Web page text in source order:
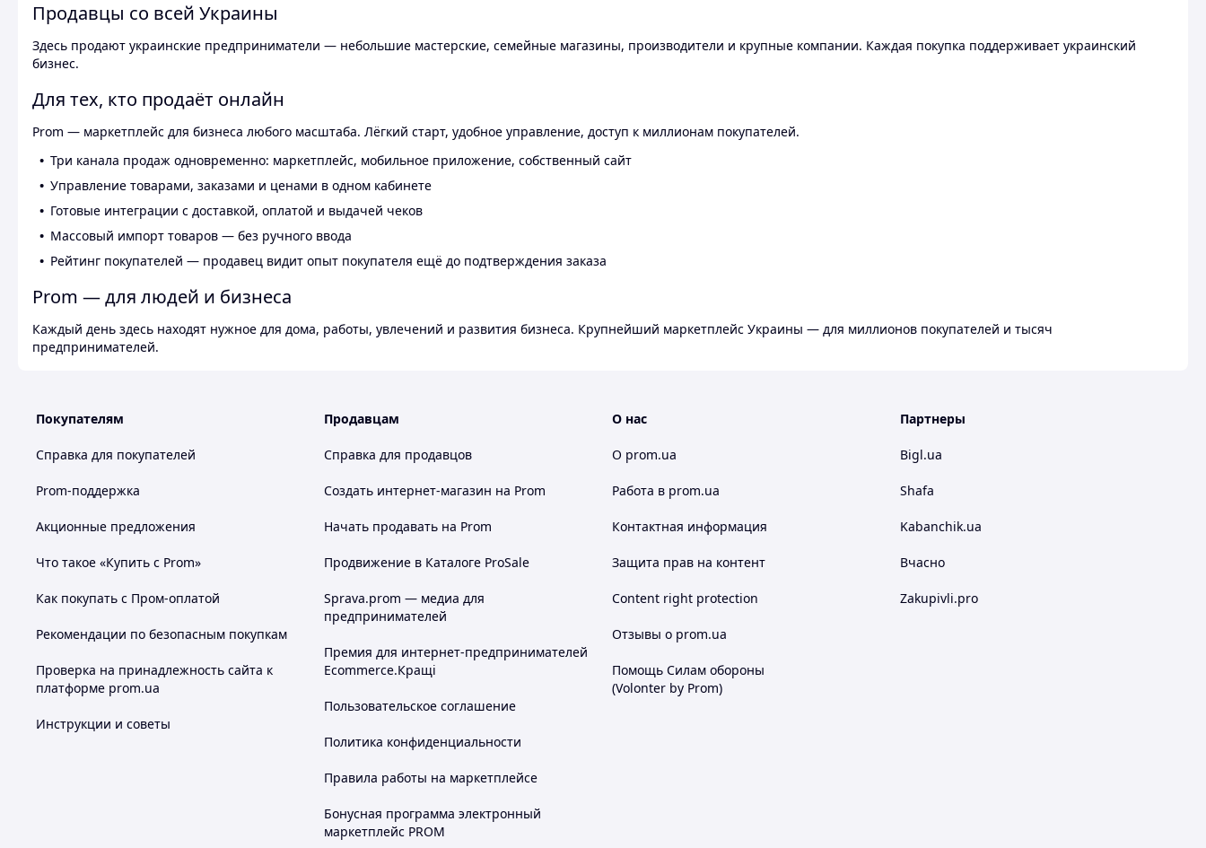
Продавцы со всей Украины
Здесь продают украинские предприниматели — небольшие мастерские, семейные магазины, производители и крупные компании. Каждая покупка поддерживает украинский
бизнес.
Для тех, кто продаёт онлайн
Prom — маркетплейс для бизнеса любого масштаба. Лёгкий старт, удобное управление, доступ к миллионам покупателей.
Три канала продаж одновременно: маркетплейс, мобильное приложение, собственный сайт
Управление товарами, заказами и ценами в одном кабинете
Готовые интеграции с доставкой, оплатой и выдачей чеков
Массовый импорт товаров — без ручного ввода
Рейтинг покупателей — продавец видит опыт покупателя ещё до подтверждения заказа
Prom — для людей и бизнеса
Каждый день здесь находят нужное для дома, работы, увлечений и развития бизнеса. Крупнейший маркетплейс Украины — для миллионов покупателей и тысяч
предпринимателей.
Покупателям
Справка для покупателей
Prom-поддержка
Акционные предложения
Что такое «Купить с Prom»
Как покупать с Пром-оплатой
Рекомендации по безопасным покупкам
Проверка на принадлежность сайта к
платформе prom.ua
Инструкции и советы
Продавцам
Справка для продавцов
Создать интернет-магазин на Prom
Начать продавать на Prom
Продвижение в Каталоге ProSale
Sprava.prom — медиа для
предпринимателей
Премия для интернет-предпринимателей
Ecommerce.Кращі
Пользовательское соглашение
Политика конфиденциальности
Правила работы на маркетплейсе
Бонусная программа электронный
маркетплейс PROM
О нас
О prom.ua
Работа в prom.ua
Контактная информация
Защита прав на контент
Content right protection
Отзывы о prom.ua
Помощь Силам обороны
(Volonter by Prom)
Партнеры
Bigl.ua
Shafa
Kabanchik.ua
Вчасно
Zakupivli.pro